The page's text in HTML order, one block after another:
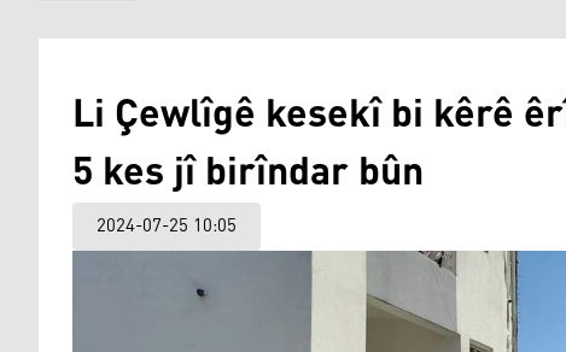
Li Çewlîgê kesekî bi kêrê
5 kes jî birîndar bûn
2024-07-25 10:05